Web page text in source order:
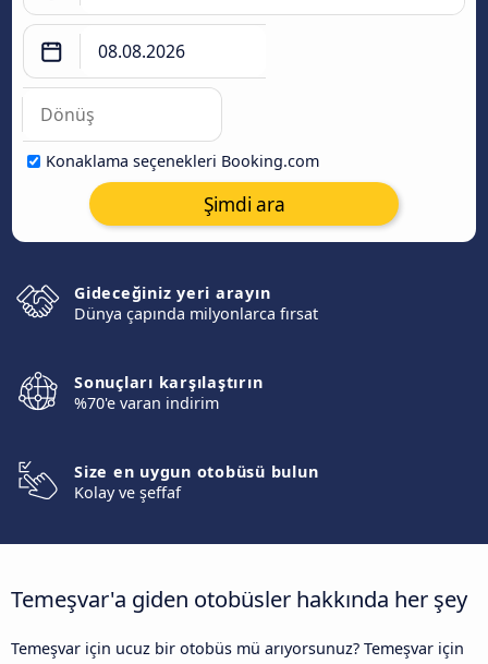
Konaklama seçenekleri Booking.com
Şimdi ara
Gideceğiniz yeri arayın
Dünya çapında milyonlarca fırsat
Sonuçları karşılaştırın
%70'e varan indirim
Size en uygun otobüsü bulun
Kolay ve şeffaf
Temeşvar'a giden otobüsler hakkında her şey
Temeşvar için ucuz bir otobüs mü arıyorsunuz? Temeşvar için